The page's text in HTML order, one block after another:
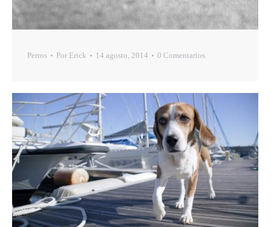
Perros Por Erick 14 agosto, 2014 0 Comentarios